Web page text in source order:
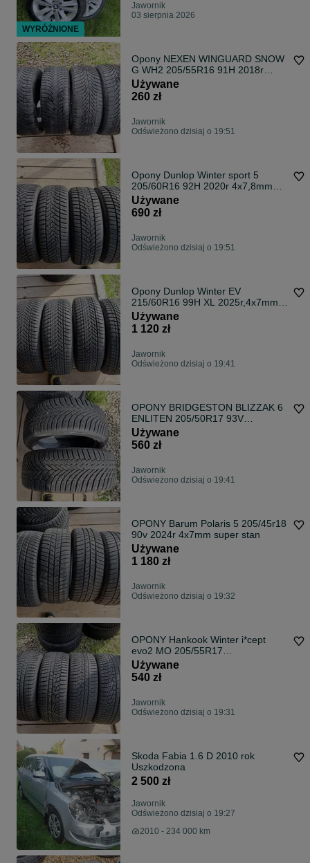
Jawornik
03 sierpnia 2026
Opony NEXEN WINGUARD SNOW
G WH2 205/55R16 91H 2018r
2x6,5mm+2x5,5mm,db stan
Używane
260 zł
Jawornik
Odświeżono dzisiaj o 19:51
Opony Dunlop Winter sport 5
205/60R16 92H 2020r 4x7,8mm
super stan
Używane
690 zł
Jawornik
Odświeżono dzisiaj o 19:51
Opony Dunlop Winter EV
215/60R16 99H XL 2025r,4x7mm
super stan jak nowe
Używane
1 120 zł
Jawornik
Odświeżono dzisiaj o 19:41
OPONY BRIDGESTON BLIZZAK 6
ENLITEN 205/50R17 93V
2024r.2x7,7mm super stan
Używane
560 zł
Jawornik
Odświeżono dzisiaj o 19:41
OPONY Barum Polaris 5 205/45r18
90v 2024r 4x7mm super stan
Używane
1 180 zł
Jawornik
Odświeżono dzisiaj o 19:32
OPONY Hankook Winter i*cept
evo2 MO 205/55R17
2022r,2x7mm+2x5mm db stan
Używane
540 zł
Jawornik
Odświeżono dzisiaj o 19:31
Skoda Fabia 1.6 D 2010 rok
Uszkodzona
2 500 zł
Jawornik
Odświeżono dzisiaj o 19:27
2010 - 234 000 km
WYRÓŻNIONE